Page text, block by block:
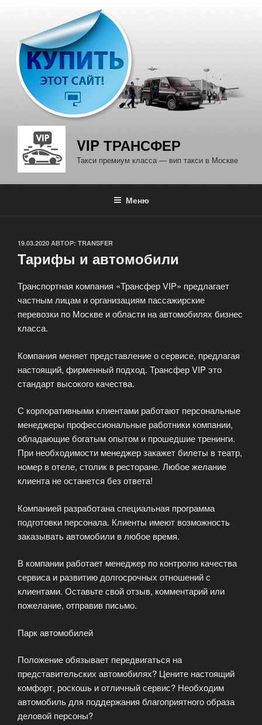
содержимому
VIP ТРАНСФЕР
Такси премиум класса — вип такси в Москве
Меню
ОПУБЛИКОВАНО
19.03.2020 АВТОР: TRANSFER
Тарифы и автомобили
Транспортная компания «Трансфер VIP» предлагает
частным лицам и организациям пассажирские
перевозки по Москве и области на автомобилях бизнес
класса.
Компания меняет представление о сервисе, предлагая
настоящий, фирменный подход. Трансфер VIP это
стандарт высокого качества.
С корпоративными клиентами работают персональные
менеджеры профессиональные работники компании,
обладающие богатым опытом и прошедшие тренинги.
При необходимости менеджер закажет билеты в театр,
номер в отеле, столик в ресторане. Любое желание
клиента не останется без ответа!
Компанией разработана специальная программа
подготовки персонала. Клиенты имеют возможность
заказывать автомобили в любое время.
В компании работает менеджер по контролю качества
сервиса и развитию долгосрочных отношений с
клиентами. Оставьте свой отзыв, комментарий или
пожелание, отправив письмо.
Парк автомобилей
Положение обязывает передвигаться на
представительских автомобилях? Цените настоящий
комфорт, роскошь и отличный сервис? Необходим
автомобиль для поддержания благоприятного образа
деловой персоны?